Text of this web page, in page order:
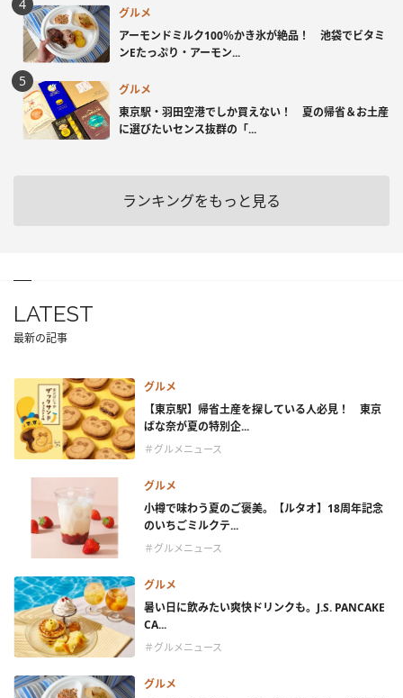
グルメ
アーモンドミルク100％かき氷が絶品！ 池袋でビタミ
ンEたっぷり・アーモン...
グルメ
東京駅・羽田空港でしか買えない！ 夏の帰省＆お土産
に選びたいセンス抜群の「...
ランキングをもっと見る
LATEST
最新の記事
グルメ
【東京駅】帰省土産を探している人必見！ 東京
ばな奈が夏の特別企...
＃グルメニュース
グルメ
小樽で味わう夏のご褒美。【ルタオ】18周年記念
のいちごミルクテ...
＃グルメニュース
グルメ
暑い日に飲みたい爽快ドリンクも。J.S. PANCAKE
CA...
＃グルメニュース
グルメ